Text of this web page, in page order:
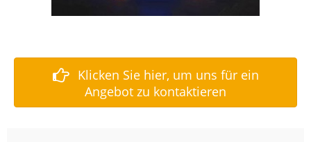
Klicken Sie hier, um uns für ein
Angebot zu kontaktieren